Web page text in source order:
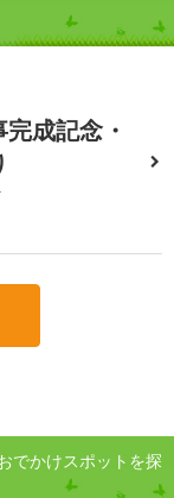
成記念・
でかけスポットを探